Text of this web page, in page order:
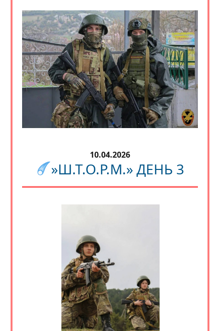
10.04.2026
»Ш.Т.О.Р.М.» ДЕНЬ 3